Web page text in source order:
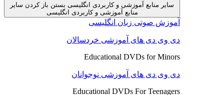
سایر منابع آموزشی و کاربردی انگلیسی بستن باز کردن سایر
منابع آموزشی و کاربردی انگلیسی
آموزش صوتی زبان انگلیسی
دی وی دی های آموزشی خردسالان
Educational DVDs for Minors
دی وی دی های آموزشی نوجوانان
Educational DVDs For Teenagers